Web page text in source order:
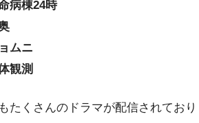
病棟24時
ムニ
観測
たくさんのドラマが配信されてお